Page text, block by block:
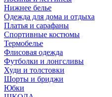
Нижнее белье
Одежда для дома и отдыха
Платья и сарафаны
Спортивные костюмы
Термобелье
Флисовая одежда
Футболки и лонгсливы
Худи и толстовки
Шорты и бриджи
Юбки